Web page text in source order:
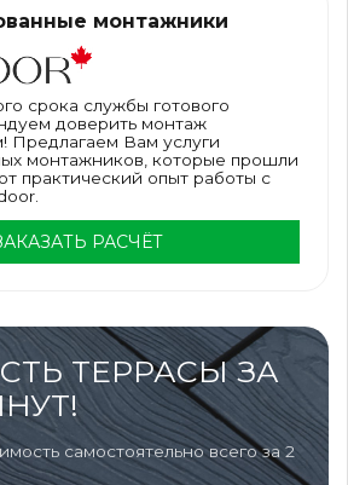
монтажники
срока службы готового
доверить монтаж
Предлагаем Вам услуги
монтажников, которые прошли
практический опыт работы с
РАСЧЁТ
ТЕРРАСЫ ЗА
самостоятельно всего за 2